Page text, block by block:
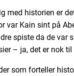
med historien er
var Kain sint på
spiste da de var
– ja, det er nok til
som forteller